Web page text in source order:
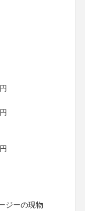
ジーの現物